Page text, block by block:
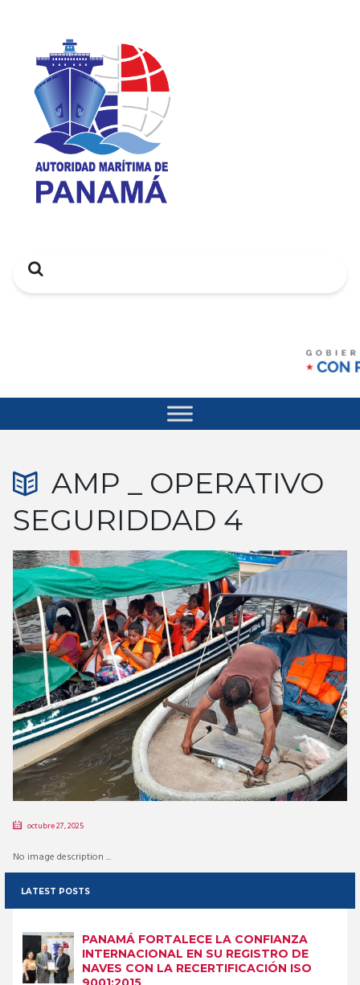
Search
AMP _ OPERATIVO
SEGURIDDAD 4
octubre 27, 2025
No image description ...
LATEST POSTS
PANAMÁ FORTALECE LA CONFIANZA
INTERNACIONAL EN SU REGISTRO DE
NAVES CON LA RECERTIFICACIÓN ISO